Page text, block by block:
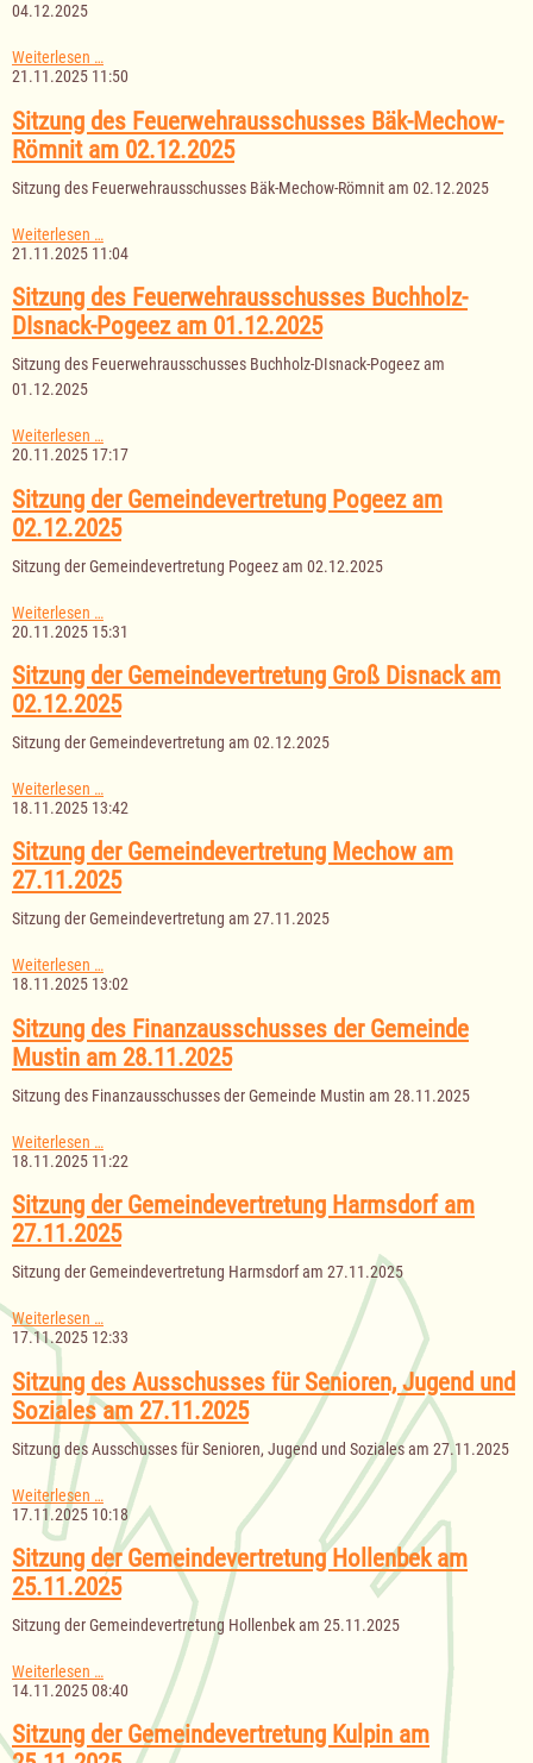
04.12.2025
Weiterlesen …Sitzung
des
des
Amtes
Lauenburgische
am
21.11.2025 11:50
Sitzung des Feuerwehrausschusses Bäk-Mechow-
Römnit am 02.12.2025
Sitzung des Feuerwehrausschusses Bäk-Mechow-Römnit am 02.12.2025
Weiterlesen …
des
Bäk-
Mechow-
Römnit
02.12.2025
21.11.2025 11:04
Sitzung des Feuerwehrausschusses Buchholz-
DIsnack-Pogeez am 01.12.2025
Sitzung des Feuerwehrausschusses Buchholz-DIsnack-Pogeez am
01.12.2025
Weiterlesen …
des
Buchholz-
DIsnack-
Pogeez
01.12.2025
20.11.2025 17:17
Sitzung der Gemeindevertretung Pogeez am
02.12.2025
Sitzung der Gemeindevertretung Pogeez am 02.12.2025
Weiterlesen …
der
Pogeez
am
02.12.2025
20.11.2025 15:31
Sitzung der Gemeindevertretung Groß Disnack am
02.12.2025
Sitzung der Gemeindevertretung am 02.12.2025
Weiterlesen …
der
Groß
Disnack
am
18.11.2025 13:42
Sitzung der Gemeindevertretung Mechow am
27.11.2025
Sitzung der Gemeindevertretung am 27.11.2025
Weiterlesen …Sitzung
der
Mechow
am
27.11.2025
18.11.2025 13:02
Sitzung des Finanzausschusses der Gemeinde
Mustin am 28.11.2025
Sitzung des Finanzausschusses der Gemeinde Mustin am 28.11.2025
Weiterlesen …
des
der
Gemeinde
Mustin
28.11.2025
18.11.2025 11:22
Sitzung der Gemeindevertretung Harmsdorf am
27.11.2025
Sitzung der Gemeindevertretung Harmsdorf am 27.11.2025
Weiterlesen …Sitzung
der
Harmsdorf
am
27.11.2025
17.11.2025 12:33
Sitzung des Ausschusses für Senioren, Jugend und
Soziales am 27.11.2025
Sitzung des Ausschusses für Senioren, Jugend und Soziales am 27.11.2025
Weiterlesen … Sitzung
des
Ausschusses
für
Senioren,
Jugend
Soziales
27.11.2025
17.11.2025 10:18
Sitzung der Gemeindevertretung Hollenbek am
25.11.2025
Sitzung der Gemeindevertretung Hollenbek am 25.11.2025
Weiterlesen …
der
Gemeindevertretung
Hollenbek
am
14.11.2025 08:40
Sitzung der Gemeindevertretung Kulpin am